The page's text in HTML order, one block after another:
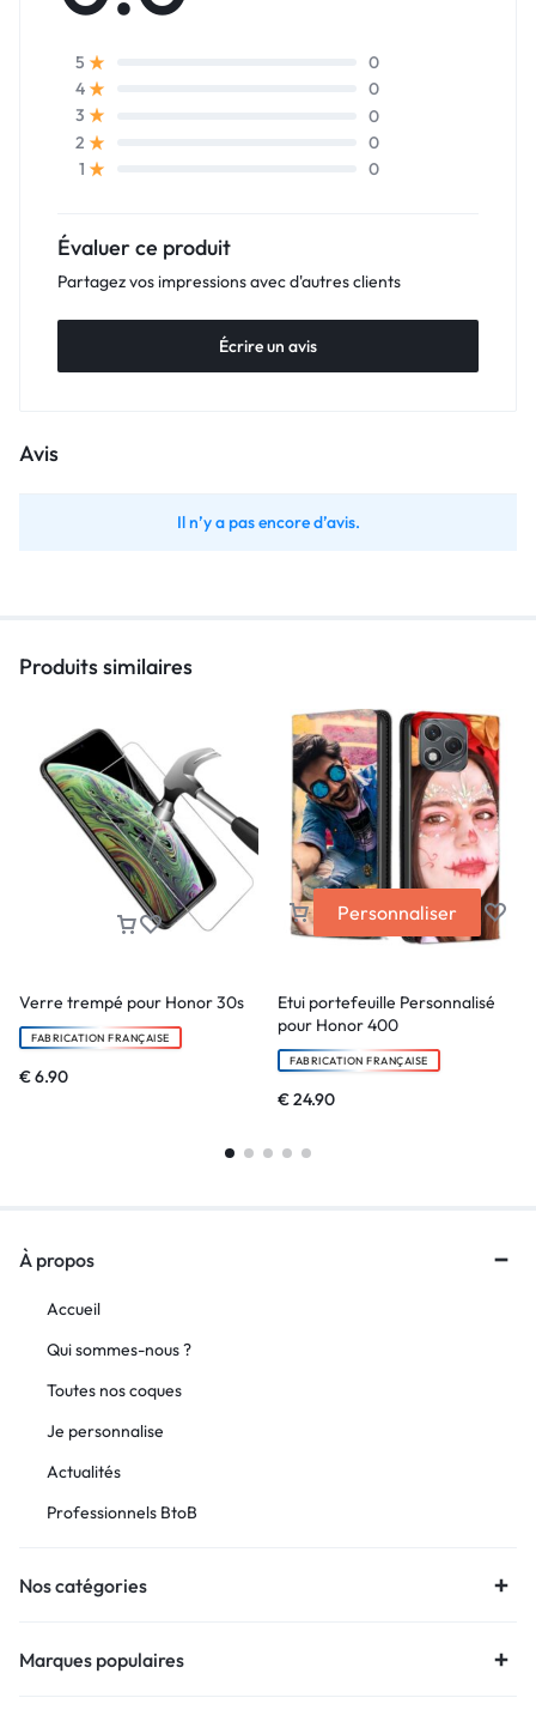
5
0
4
0
3
0
2
0
1
0
Évaluer ce produit
Partagez vos impressions avec d'autres clients
Écrire un avis
Avis
Il n’y a pas encore d’avis.
Produits similaires
Verre trempé pour Honor 30s
FABRICATION FRANÇAISE
€6.90
Personnaliser
Etui portefeuille Personnalisé
pour Honor 400
FABRICATION FRANÇAISE
€24.90
À propos
Accueil
Qui sommes-nous ?
Toutes nos coques
Je personnalise
Actualités
Professionnels BtoB
Nos catégories
Marques populaires